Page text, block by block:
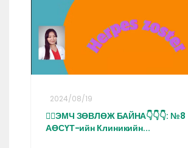
2024/08/19
👩‍⚕️ЭМЧ ЗӨВЛӨЖ БАЙНА👇👇👇: №8
АӨСҮТ-ийн Клиникийн...